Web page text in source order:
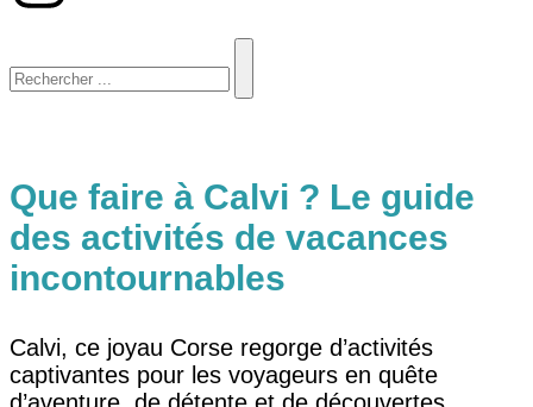
Que faire à Calvi ? Le guide
des activités de vacances
incontournables
Calvi, ce joyau Corse regorge d’activités
captivantes pour les voyageurs en quête